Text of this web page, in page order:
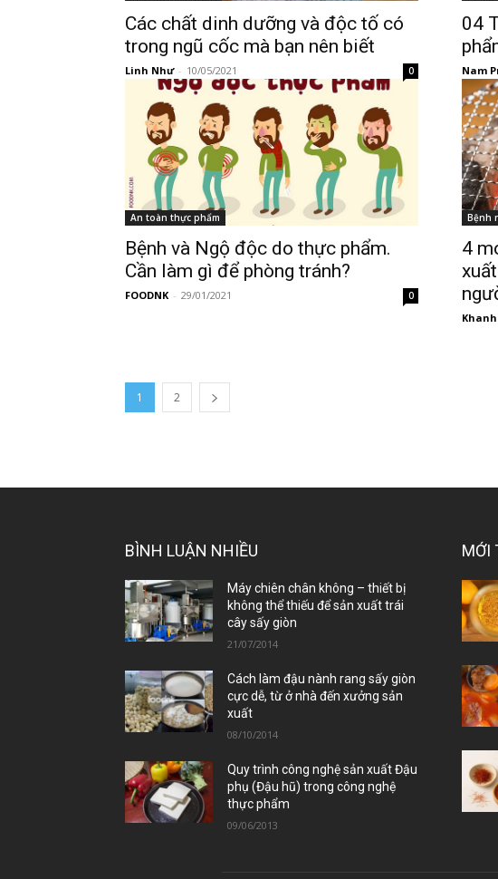
Các chất dinh dưỡng và độc tố có
trong ngũ cốc mà bạn nên biết
Linh Như - 10/05/2021 0
04
Nam
An toàn thực phẩm
Bệnh và Ngộ độc do thực phẩm.
Cần làm gì để phòng tránh?
FOODNK - 29/01/2021 0
Bệnh
4
Khanh
1 2
BÌNH LUẬN NHIỀU
Máy chiên chân không – thiết bị
không thể thiếu để sản xuất trái
cây sấy giòn
21/07/2014
Cách làm đậu nành rang sấy giòn
cực dễ, từ ở nhà đến xưởng sản
xuất
08/10/2014
Quy trình công nghệ sản xuất Đậu
phụ (Đậu hũ) trong công nghệ
thực phẩm
09/06/2013
MỚI